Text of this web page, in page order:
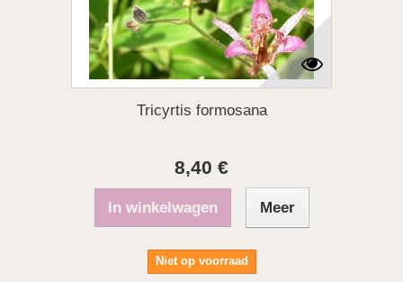
Tricyrtis formosana
8,40 €
In winkelwagen Meer
Niet op voorraad